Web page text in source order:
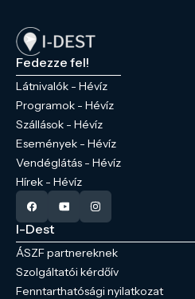
Fedezze fel!
Látnivalók - Hévíz
Programok - Hévíz
Szállások - Hévíz
Események - Hévíz
Vendéglátás - Hévíz
Hírek - Hévíz
I-Dest
ÁSZF partnereknek
Szolgáltatói kérdőív
Fenntarthatósági nyilatkozat